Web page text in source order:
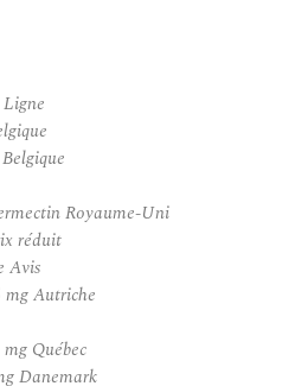
Royaume-Uni
réduit
Avis
mg Autriche
Québec
Danemark